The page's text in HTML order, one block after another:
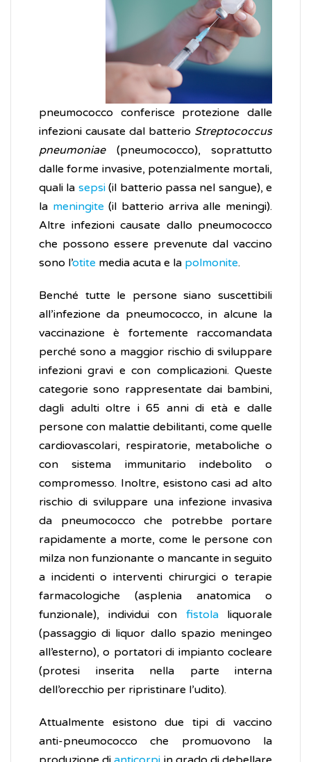
pneumococco conferisce protezione dalle
infezioni causate dal batterio Streptococcus
pneumoniae(pneumococco), soprattutto
dalle forme invasive, potenzialmente mortali,
quali la sepsi(il batterio passa nel sangue), e
la meningite (il batterio arriva alle meningi).
Altre infezioni causate dallo pneumococco
che possono essere prevenute dal vaccino
sono l’otite media acuta e la polmonite.
Benché tutte le persone siano suscettibili
all’infezione da pneumococco, in alcune la
vaccinazione è fortemente raccomandata
perché sono a maggior rischio di sviluppare
infezioni gravi e con complicazioni. Queste
categorie sono rappresentate dai bambini,
dagli adulti oltre i 65 anni di età e dalle
persone con malattie debilitanti, come quelle
cardiovascolari, respiratorie, metaboliche o
con sistema immunitario indebolito o
compromesso. Inoltre, esistono casi ad alto
rischio di sviluppare una infezione invasiva
da pneumococco che potrebbe portare
rapidamente a morte, come le persone con
milza non funzionante o mancante in seguito
a incidenti o interventi chirurgici o terapie
farmacologiche (asplenia anatomica o
funzionale), individui con fistolaliquorale
(passaggio di liquor dallo spazio meningeo
all’esterno), o portatori di impianto cocleare
(protesi inserita nella parte interna
dell’orecchio per ripristinare l’udito).
Attualmente esistono due tipi di vaccino
anti-pneumococco che promuovono la